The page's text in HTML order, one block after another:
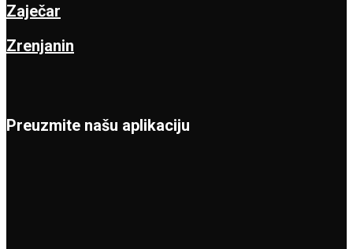
Zaječar
Zrenjanin
Preuzmite našu aplikaciju